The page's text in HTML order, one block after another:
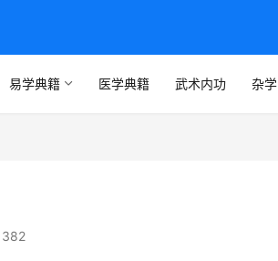
易学典籍 医学典籍 武术内功 杂学
382